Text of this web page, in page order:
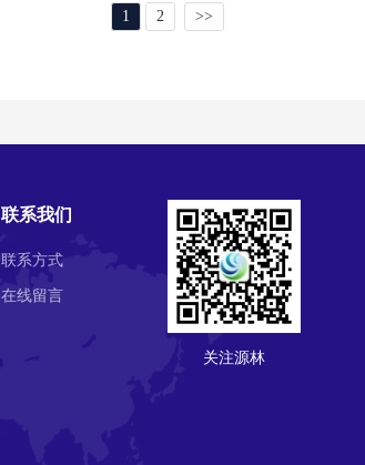
1 2 >>
联系我们
联系方式
在线留言
关注源林